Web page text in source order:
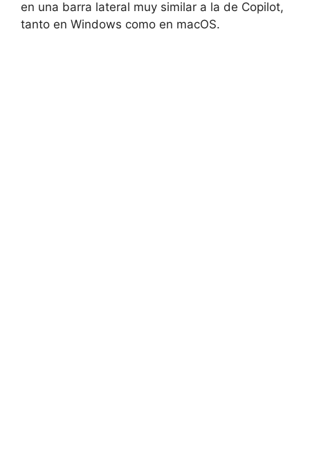
en una barra lateral muy similar a la de Copilot,
tanto en Windows como en macOS.